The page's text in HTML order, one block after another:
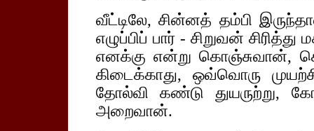
வீட்டிலே, சின்னத் தம்பி
எழுப்பிப் பார் - சிறுவன்
எனக்கு என்று கொஞ்சுவான்,
கிடைக்காது, ஒவ்வொரு
தோல்வி கண்டு துயருற்று,
அறைவான்.